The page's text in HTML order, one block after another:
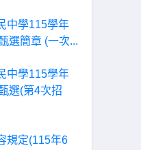
中學115學年
選簡章 (一次...
中學115學年
選(第4次招
規定(115年6